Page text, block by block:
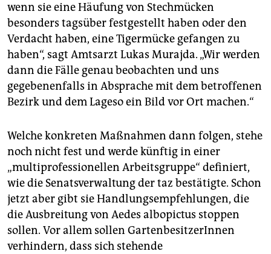
wenn sie eine Häufung von Stechmücken
besonders tagsüber festgestellt haben oder den
Verdacht haben, eine Tigermücke gefangen zu
haben“, sagt Amtsarzt Lukas Murajda. „Wir werden
dann die Fälle genau beobachten und uns
gegebenenfalls in Absprache mit dem betroffenen
Bezirk und dem Lageso ein Bild vor Ort machen.“
Welche konkreten Maßnahmen dann folgen, stehe
noch nicht fest und werde künftig in einer
„multiprofessionellen Arbeitsgruppe“ definiert,
wie die Senatsverwaltung der taz bestätigte. Schon
jetzt aber gibt sie Handlungsempfehlungen, die
die Ausbreitung von Aedes albopictus stoppen
sollen. Vor allem sollen GartenbesitzerInnen
verhindern, dass sich stehende